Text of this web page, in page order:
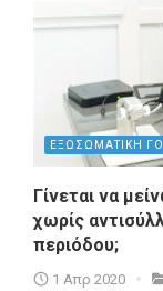
ΕΞΩΣΩΜΑΤΙΚΗ
Γίνεται να
χωρίς
περιόδου;
1 Απρ 2020